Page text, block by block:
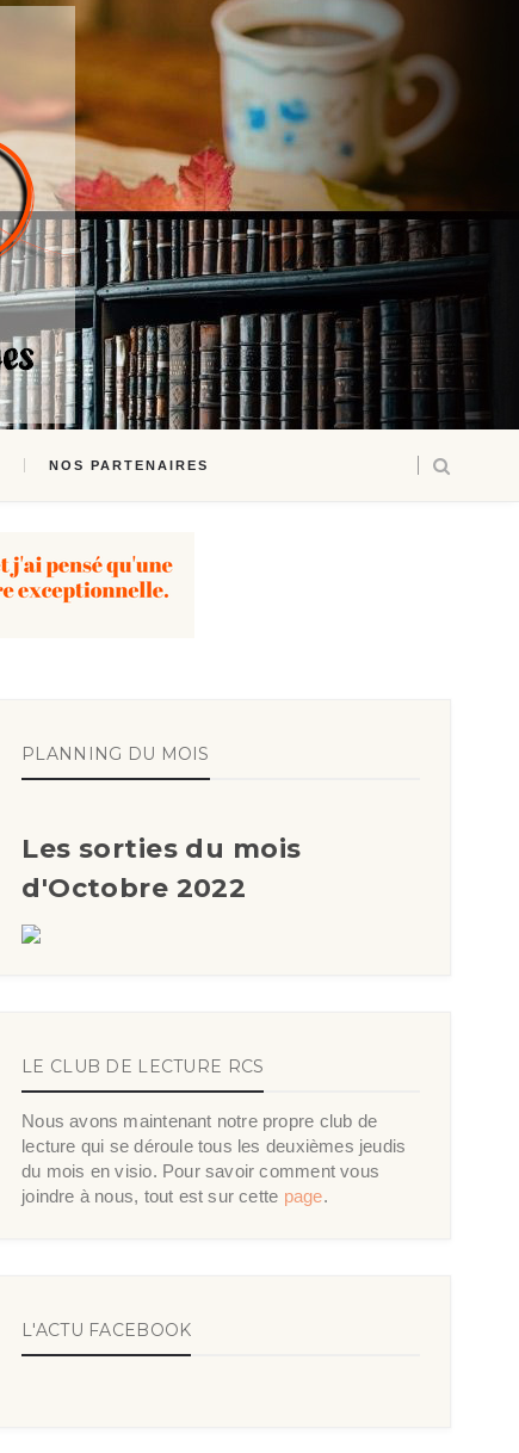
NOS PARTENAIRES
PLANNING DU MOIS
Les sorties du mois
d'Octobre 2022
LE CLUB DE LECTURE RCS
Nous avons maintenant notre propre club de
lecture qui se déroule tous les deuxièmes jeudis
du mois en visio. Pour savoir comment vous
joindre à nous, tout est sur cette page.
L'ACTU FACEBOOK